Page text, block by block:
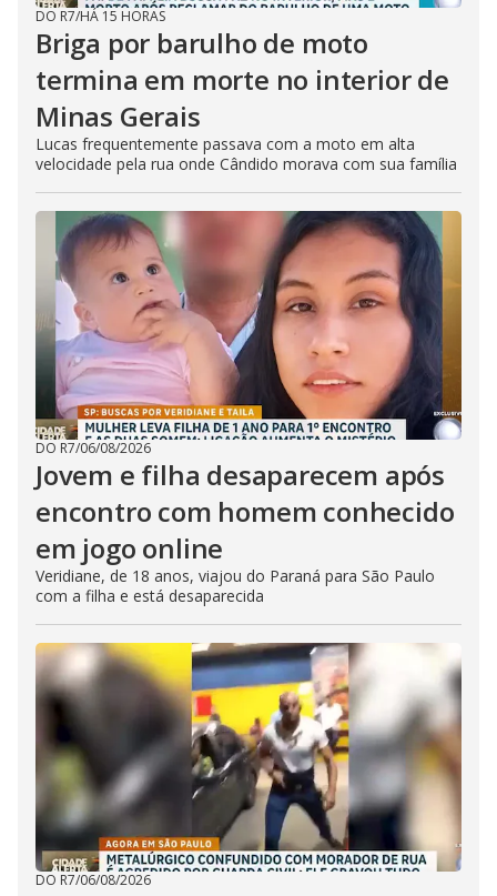
DO R7/HÁ 15 HORAS
Briga por barulho de moto
termina em morte no interior de
Minas Gerais
Lucas frequentemente passava com a moto em alta
velocidade pela rua onde Cândido morava com sua família
DO R7/06/08/2026
Jovem e filha desaparecem após
encontro com homem conhecido
em jogo online
Veridiane, de 18 anos, viajou do Paraná para São Paulo
com a filha e está desaparecida
DO R7/06/08/2026